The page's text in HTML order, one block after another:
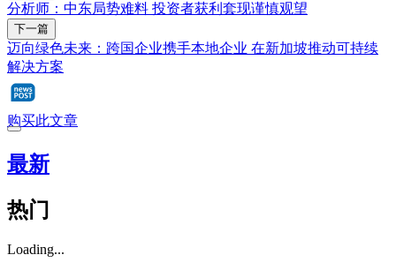
分析师：中东局势难料 投资者获利套现谨慎观望
下一篇
迈向绿色未来：跨国企业携手本地企业 在新加坡推动可持续
解决方案
购买此文章
最新
热门
Loading...